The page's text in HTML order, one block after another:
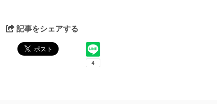
記事をシェアする